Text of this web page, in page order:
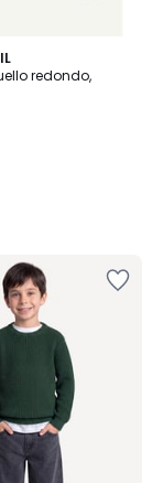
redondo,